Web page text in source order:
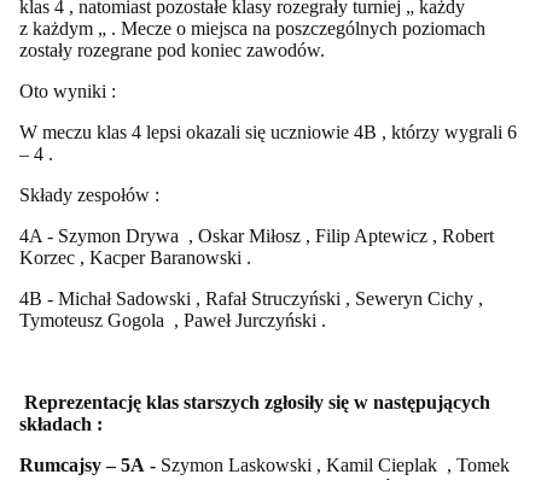
klas 4 , natomiast pozostałe klasy rozegrały turniej „ każdy
z każdym „ . Mecze o miejsca na poszczególnych poziomach
zostały rozegrane pod koniec zawodów.
Oto wyniki :
W meczu klas 4 lepsi okazali się uczniowie 4B , którzy wygrali 6
– 4 .
Składy zespołów :
4A - Szymon Drywa , Oskar Miłosz , Filip Aptewicz , Robert
Korzec , Kacper Baranowski .
4B - Michał Sadowski , Rafał Struczyński , Seweryn Cichy ,
Tymoteusz Gogola , Paweł Jurczyński .
Reprezentację klas starszych zgłosiły się w następujących
składach :
Rumcajsy – 5A - Szymon Laskowski , Kamil Cieplak , Tomek